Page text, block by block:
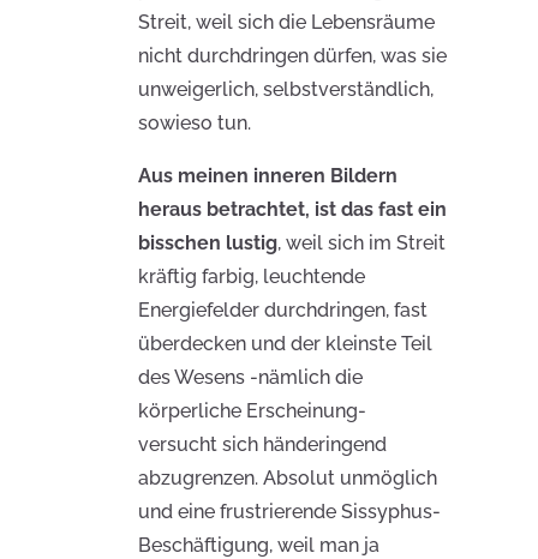
Streit, weil sich die Lebensräume
nicht durchdringen dürfen, was sie
unweigerlich, selbstverständlich,
sowieso tun.
Aus meinen inneren Bildern
heraus betrachtet, ist das fast ein
bisschen lustig, weil sich im Streit
kräftig farbig, leuchtende
Energiefelder durchdringen, fast
überdecken und der kleinste Teil
des Wesens -nämlich die
körperliche Erscheinung-
versucht sich händeringend
abzugrenzen. Absolut unmöglich
und eine frustrierende Sissyphus-
Beschäftigung, weil man ja